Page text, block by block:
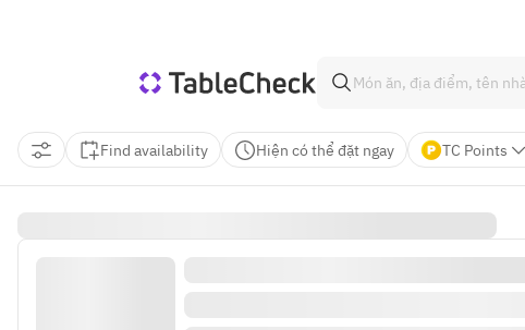
Find availability Hiện có thể đặt ngay TC Points